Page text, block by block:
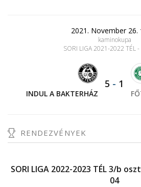
2021. November 26.
kaminokupa
SORI LIGA 2021-2022 TÉL
INDUL A BAKTERHÁZ
5 - 1
RENDEZVÉNYEK
SORI LIGA 2022-2023 TÉL 3/b
04